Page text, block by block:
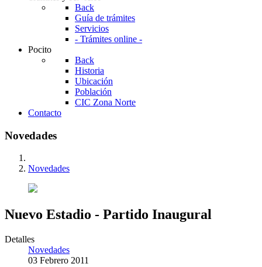
Back
Guía de trámites
Servicios
- Trámites online -
Pocito
Back
Historia
Ubicación
Población
CIC Zona Norte
Contacto
Novedades
Novedades
Nuevo Estadio - Partido Inaugural
Detalles
Novedades
03 Febrero 2011